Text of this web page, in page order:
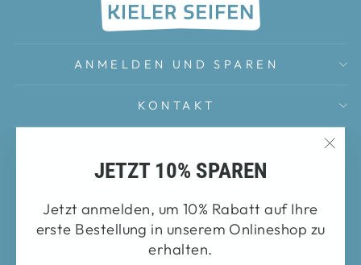
JETZT 10% SPAREN
Jetzt anmelden, um 10% Rabatt auf Ihre
erste Bestellung in unserem Onlineshop zu
erhalten.
ANMELDEN UND SPAREN
KONTAKT
FAQ
Impressum
Datenschutz